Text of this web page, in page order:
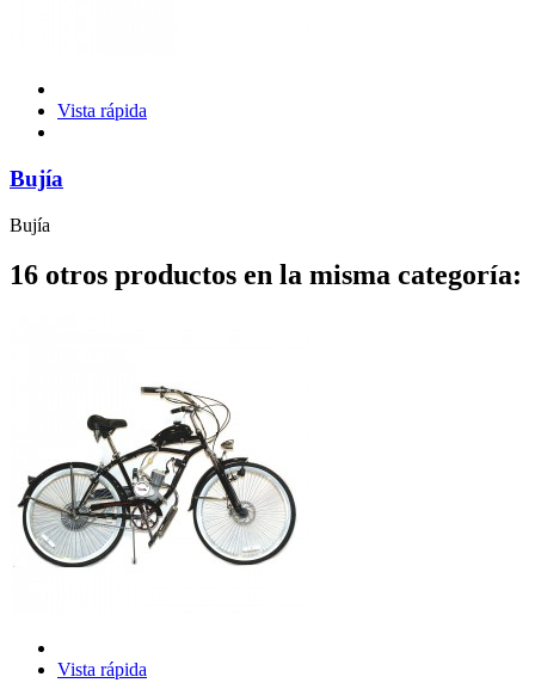
Vista rápida
Bujía
Bujía
16 otros productos en la misma categoría:
Vista rápida